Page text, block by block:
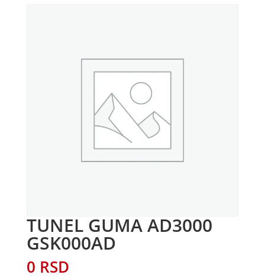
TUNEL GUMA AD3000
GSK000AD
0 RSD